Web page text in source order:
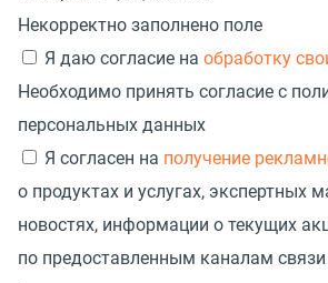
Некорректно заполнено поле
Я даю согласие на обработку
Необходимо принять согласие с
персональных данных
Я согласен на получение
о продуктах и услугах, экспертных
новостях, информации о текущих
по предоставленным каналам связи